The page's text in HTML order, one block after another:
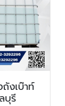
งเบ๊าท์
บุรี